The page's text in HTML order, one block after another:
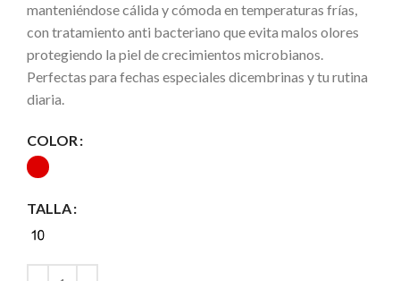
manteniéndose cálida y cómoda en temperaturas frías,
con tratamiento anti bacteriano que evita malos olores
protegiendo la piel de crecimientos microbianos.
Perfectas para fechas especiales dicembrinas y tu rutina
diaria.
COLOR
TALLA